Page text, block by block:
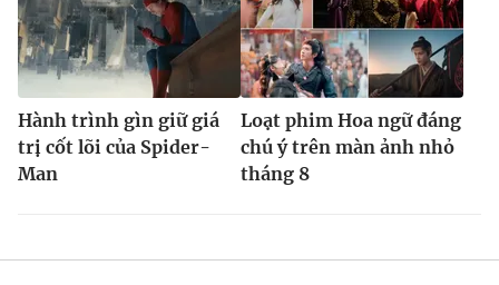
Hành trình gìn giữ giá
trị cốt lõi của Spider-
Man
Loạt phim Hoa ngữ đáng
chú ý trên màn ảnh nhỏ
tháng 8